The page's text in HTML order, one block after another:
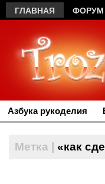
ГЛАВНАЯ ФОРУМ
Азбука рукоделия
Метка | «как